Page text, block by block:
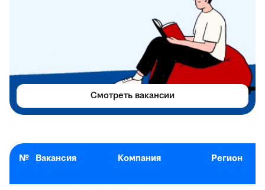
№ Вакансия Компания Регион
Смотреть вакансии